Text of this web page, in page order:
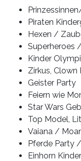
Piraten
Hexen /
Superheroes
Kinder
Zirkus, Clown
Geister Party
Feiern wie
Star Wars
Top Model,
Vaiana /
Pferde Party
Einhorn